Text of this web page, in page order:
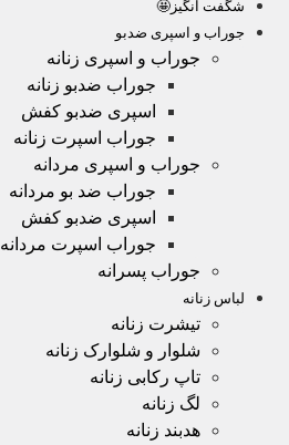
شگفت انگیز🤩
جوراب و اسپری ضدبو
جوراب و اسپری زنانه
جوراب ضدبو زنانه
اسپری ضدبو کفش
جوراب اسپرت زنانه
جوراب و اسپری مردانه
جوراب ضد بو مردانه
اسپری ضدبو کفش
جوراب اسپرت مردانه
جوراب پسرانه
لباس زنانه
تیشرت زنانه
شلوار و شلوارک زنانه
تاپ رکابی زنانه
لگ زنانه
هدبند زنانه